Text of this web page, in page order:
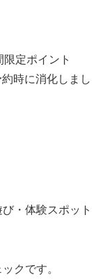
定ポイント
時に消化しまし
・体験スポット
クです。